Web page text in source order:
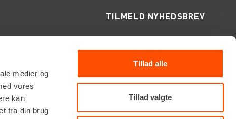
medier og
vores
kan
fra din brug
Tillad alle
Tillad valgte
TILMELD NYHEDSBREV